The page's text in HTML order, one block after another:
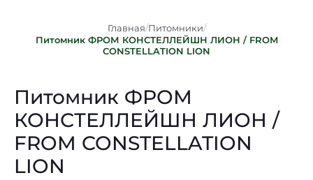
Главная/Питомники/
Питомник ФРОМ КОНСТЕЛЛЕЙШН ЛИОН / FROM
CONSTELLATION LION
Питомник ФРОМ
КОНСТЕЛЛЕЙШН ЛИОН /
FROM CONSTELLATION
LION